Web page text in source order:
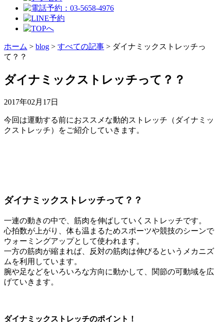
ホーム > blog > すべての記事 > ダイナミックストレッチっ
て？？
ダイナミックストレッチって？？
2017年02月17日
今回は運動する前におススメな動的ストレッチ（ダイナミッ
クストレッチ）をご紹介していきます。
ダイナミックストレッチって？？
一連の動きの中で、筋肉を伸ばしていくストレッチです。
心拍数が上がり、体も温まるためスポーツや競技のシーンで
ウォーミングアップとして使われます。
一方の筋肉が縮まれば、反対の筋肉は伸びるというメカニズ
ムを利用しています。
腕や足などをいろいろな方向に動かして、関節の可動域を広
げていきます。
ダイナミックストレッチのポイント！